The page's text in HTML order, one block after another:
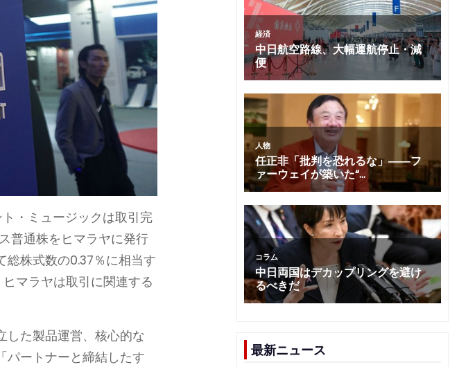
・ミュージックは取引完
普通株をヒマラヤに発行
総株式数の0.37％に相当す
マラヤは取引に関連する
した製品運営、核心的な
パートナーと締結したす
最新ニュース